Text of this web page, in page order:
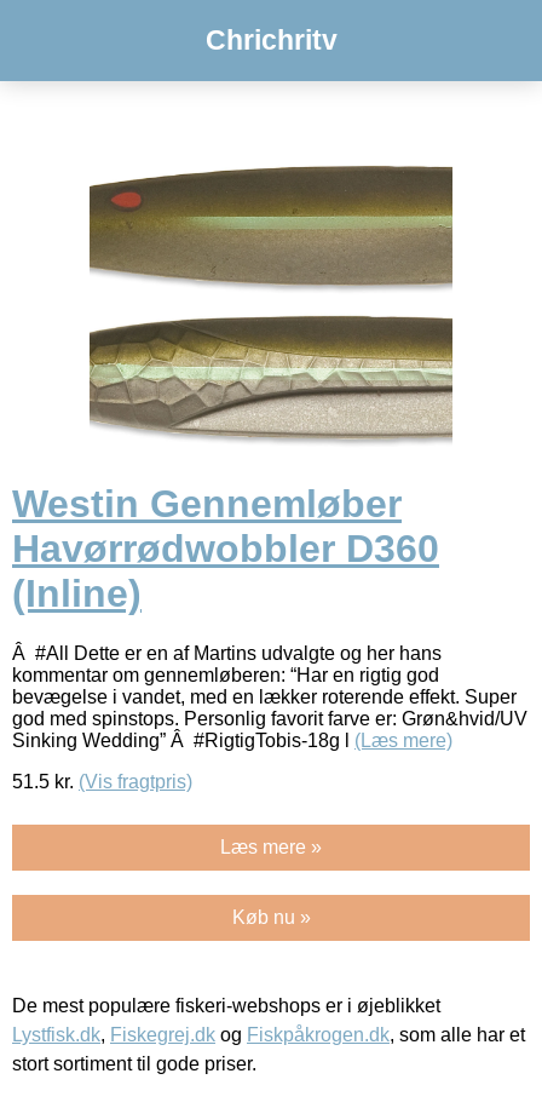
Chrichritv
Westin Gennemløber
Havørrødwobbler D360
(Inline)
Â #All Dette er en af Martins udvalgte og her hans
kommentar om gennemløberen: “Har en rigtig god
bevægelse i vandet, med en lækker roterende effekt. Super
god med spinstops. Personlig favorit farve er: Grøn&hvid/UV
Sinking Wedding” Â #RigtigTobis-18g l (Læs mere)
51.5 kr. (Vis fragtpris)
Læs mere »
Køb nu »
De mest populære fiskeri-webshops er i øjeblikket
Lystfisk.dk, Fiskegrej.dk og Fiskpåkrogen.dk, som alle har et
stort sortiment til gode priser.